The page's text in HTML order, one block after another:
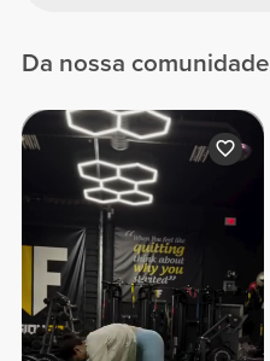
Da nossa comunidade